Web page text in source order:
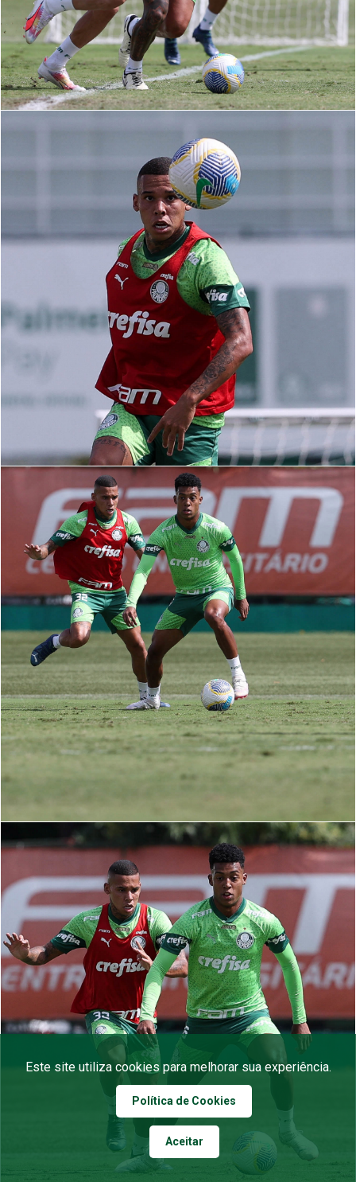
Este site utiliza cookies para melhorar sua experiência.
Política de Cookies
Aceitar